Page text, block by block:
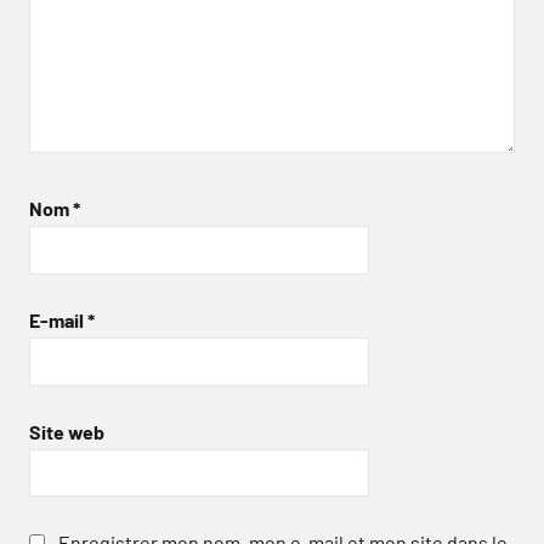
Nom*
E-mail *
Site web